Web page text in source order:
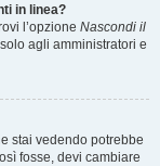
in linea?
l’opzione Nascondi il
agli amministratori e
stai vedendo potrebbe
fosse, devi cambiare